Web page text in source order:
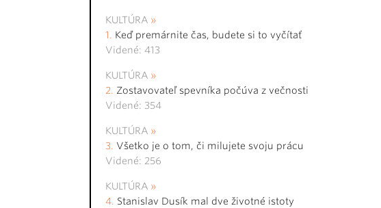
KULTÚRA
Keď premárnite čas, budete si to vyčítať
Videné: 413
KULTÚRA
Zostavovateľ spevníka počúva z večnosti
Videné: 354
KULTÚRA
Všetko je o tom, či milujete svoju prácu
Videné: 256
KULTÚRA
Stanislav Dusík mal dve životné istoty